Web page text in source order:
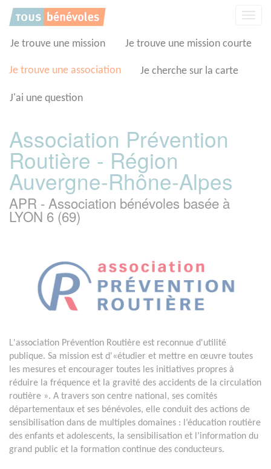
Je trouve une mission Je trouve une mission courte
Je trouve une association Je cherche sur la carte
J'ai une question
Association Prévention
Routière - Région
Auvergne-Rhône-Alpes
APR - Association bénévoles basée à
LYON 6 (69)
L'association Prévention Routière est reconnue d'utilité
publique. Sa mission est d'«étudier et mettre en œuvre toutes
les mesures et encourager toutes les initiatives propres à
réduire la fréquence et la gravité des accidents de la circulation
routière ». A travers son centre national, ses comités
départementaux et ses bénévoles, elle conduit des actions de
sensibilisation dans de multiples domaines : l’éducation routière
des enfants et adolescents, la sensibilisation et l’information du
grand public et la formation continue des conducteurs.
Panneau de gestion des cookies